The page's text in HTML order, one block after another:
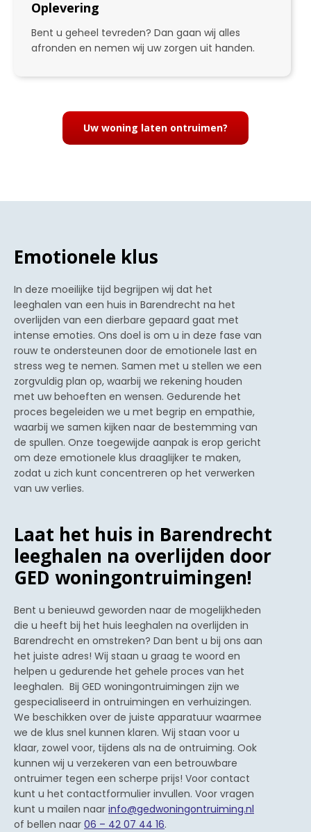
Oplevering
Bent u geheel tevreden? Dan gaan wij alles
afronden en nemen wij uw zorgen uit handen.
Uw woning laten ontruimen?
Emotionele klus
In deze moeilijke tijd begrijpen wij dat het
leeghalen van een huis in Barendrecht na het
overlijden van een dierbare gepaard gaat met
intense emoties. Ons doel is om u in deze fase van
rouw te ondersteunen door de emotionele last en
stress weg te nemen. Samen met u stellen we een
zorgvuldig plan op, waarbij we rekening houden
met uw behoeften en wensen. Gedurende het
proces begeleiden we u met begrip en empathie,
waarbij we samen kijken naar de bestemming van
de spullen. Onze toegewijde aanpak is erop gericht
om deze emotionele klus draaglijker te maken,
zodat u zich kunt concentreren op het verwerken
van uw verlies.
Laat het huis in Barendrecht
leeghalen na overlijden door
GED woningontruimingen!
Bent u benieuwd geworden naar de mogelijkheden
die u heeft bij het huis leeghalen na overlijden in
Barendrecht en omstreken? Dan bent u bij ons aan
het juiste adres! Wij staan u graag te woord en
helpen u gedurende het gehele proces van het
leeghalen. Bij GED woningontruimingen zijn we
gespecialiseerd in ontruimingen en verhuizingen.
We beschikken over de juiste apparatuur waarmee
we de klus snel kunnen klaren. Wij staan voor u
klaar, zowel voor, tijdens als na de ontruiming. Ook
kunnen wij u verzekeren van een betrouwbare
ontruimer tegen een scherpe prijs! Voor contact
kunt u het contactformulier invullen. Voor vragen
kunt u mailen naar info@gedwoningontruiming.nl
of bellen naar 06 – 42 07 44 16.